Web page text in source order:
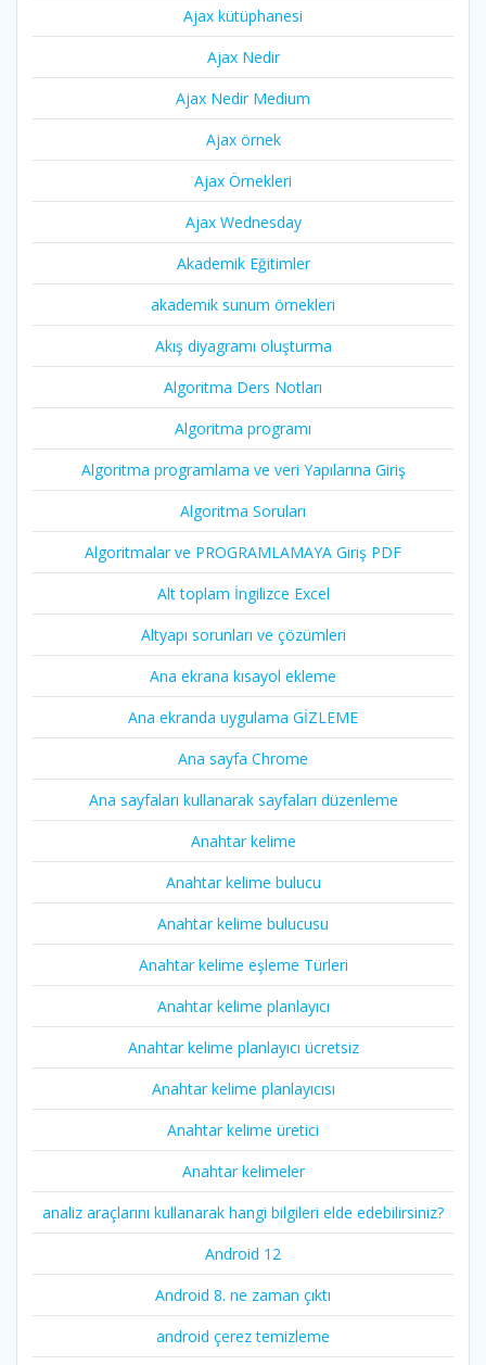
Ajax kütüphanesi
Ajax Nedir
Ajax Nedir Medium
Ajax örnek
Ajax Örnekleri
Ajax Wednesday
Akademik Eğitimler
akademik sunum örnekleri
Akış diyagramı oluşturma
Algoritma Ders Notları
Algoritma programı
Algoritma programlama ve veri Yapılarına Giriş
Algoritma Soruları
Algoritmalar ve PROGRAMLAMAYA Giriş PDF
Alt toplam İngilizce Excel
Altyapı sorunları ve çözümleri
Ana ekrana kısayol ekleme
Ana ekranda uygulama GİZLEME
Ana sayfa Chrome
Ana sayfaları kullanarak sayfaları düzenleme
Anahtar kelime
Anahtar kelime bulucu
Anahtar kelime bulucusu
Anahtar kelime eşleme Türleri
Anahtar kelime planlayıcı
Anahtar kelime planlayıcı ücretsiz
Anahtar kelime planlayıcısı
Anahtar kelime üretici
Anahtar kelimeler
analiz araçlarını kullanarak hangi bilgileri elde edebilirsiniz?
Android 12
Android 8. ne zaman çıktı
android çerez temizleme